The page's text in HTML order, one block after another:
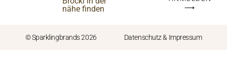
nähe finden
⟶
© Sparklingbrands 2026 Datenschutz & Impressum